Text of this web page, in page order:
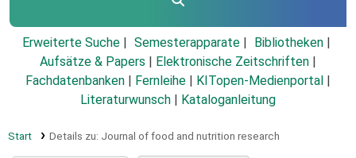
Erweiterte Suche Semesterapparate
Bibliotheken
Aufsätze & Papers
Elektronische Zeitschriften
Fachdatenbanken
Fernleihe KITopen-Medienportal
Literaturwunsch
Kataloganleitung
Start Details zu: Journal of food and nutrition research